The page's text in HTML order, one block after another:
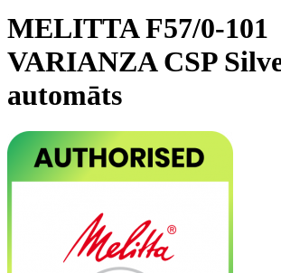
MELITTA F57/0-101
VARIANZA CSP
automāts